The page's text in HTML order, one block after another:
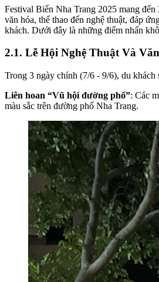
Festival Biển Nha Trang 2025 mang đến
văn hóa, thể thao đến nghệ thuật, đáp
khách. Dưới đây là những điểm nhấn
2.1. Lễ Hội Nghệ Thuật Và
Trong 3 ngày chính (7/6 - 9/6), du khách
Liên hoan “Vũ hội đường phố”: Các
màu sắc trên đường phố Nha Trang.